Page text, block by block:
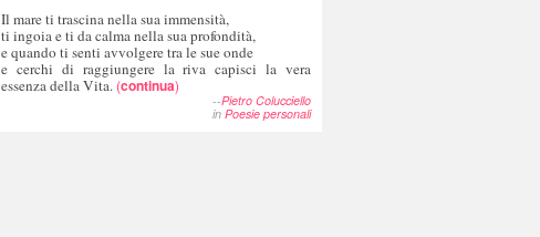
Il mare ti trascina nella sua immensità,
ti ingoia e ti da calma nella sua profondità,
e quando ti senti avvolgere tra le sue onde
e cerchi di raggiungere la riva capisci la vera
essenza della Vita. (continua)
--Pietro Colucciello
in Poesie personali